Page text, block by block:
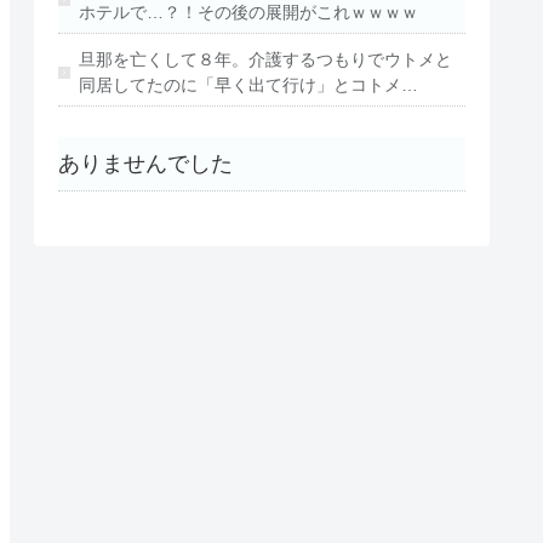
ホテルで…？！その後の展開がこれｗｗｗｗ
旦那を亡くして８年。介護するつもりでウトメと
同居してたのに「早く出て行け」とコトメ…
ありませんでした